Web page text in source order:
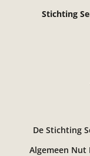
Stichting
De Stichting
Algemeen Nut